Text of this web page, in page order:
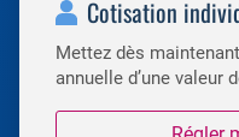
Cotisation
Mettez dès
annuelle d’une valeur